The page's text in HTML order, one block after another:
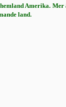
Amerika.
land.